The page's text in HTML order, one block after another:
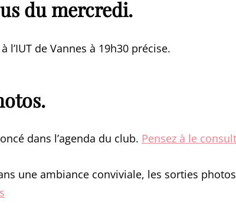
du mercredi.
l’IUT de Vannes à 19h30 précise.
dans l’agenda du club. Pensez à le
une ambiance conviviale, les sorties